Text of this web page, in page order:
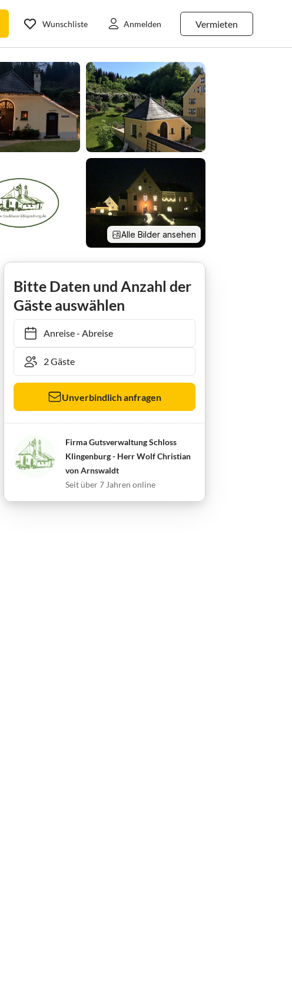
Vermieten
Wunschliste Anmelden
Alle Bilder ansehen
Bitte Daten und Anzahl der
Gäste auswählen
Anreise- Abreise
Unverbindlich anfragen
Firma Gutsverwaltung Schloss
Klingenburg - Herr Wolf Christian
von Arnswaldt
Seit über 7 Jahren online